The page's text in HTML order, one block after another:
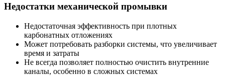
Недостатки механической промывки
Недостаточная эффективность при плотных
карбонатных отложениях
Может потребовать разборки системы, что увеличивает
время и затраты
Не всегда позволяет полностью очистить внутренние
каналы, особенно в сложных системах